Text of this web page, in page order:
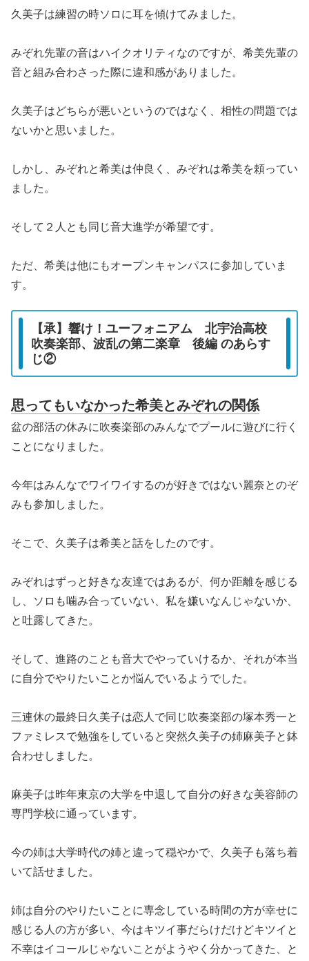
久美子は練習の時ソロに耳を傾けてみました。
みぞれ先輩の音はハイクオリティなのですが、希美先輩の
音と組み合わさった際に違和感がありました。
久美子はどちらが悪いというのではなく、相性の問題では
ないかと思いました。
しかし、みぞれと希美は仲良く、みぞれは希美を頼ってい
ました。
そして２人とも同じ音大進学が希望です。
ただ、希美は他にもオープンキャンパスに参加していま
す。
【承】響け！ユーフォニアム 北宇治高校
吹奏楽部、波乱の第二楽章 後編 のあらす
じ②
思ってもいなかった希美とみぞれの関係
盆の部活の休みに吹奏楽部のみんなでプールに遊びに行く
ことになりました。
今年はみんなでワイワイするのが好きではない麗奈とのぞ
みも参加しました。
そこで、久美子は希美と話をしたのです。
みぞれはずっと好きな友達ではあるが、何か距離を感じる
し、ソロも噛み合っていない、私を嫌いなんじゃないか、
と吐露してきた。
そして、進路のことも音大でやっていけるか、それが本当
に自分でやりたいことか悩んでいるようでした。
三連休の最終日久美子は恋人で同じ吹奏楽部の塚本秀一と
ファミレスで勉強をしていると突然久美子の姉麻美子と鉢
合わせしました。
麻美子は昨年東京の大学を中退して自分の好きな美容師の
専門学校に通っています。
今の姉は大学時代の姉と違って穏やかで、久美子も落ち着
いて話せました。
姉は自分のやりたいことに専念している時間の方が幸せに
感じる人の方が多い、今はキツイ事だらけだけどキツイと
不幸はイコールじゃないことがようやく分かってきた、と